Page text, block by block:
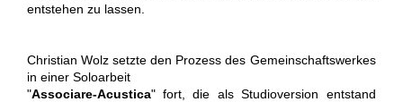
entstehen zu lassen.
Christian Wolz setzte den Prozess des Gemeinschaftswerkes
in einer Soloarbeit
"Associare-Acustica" fort, die als Studioversion entstand